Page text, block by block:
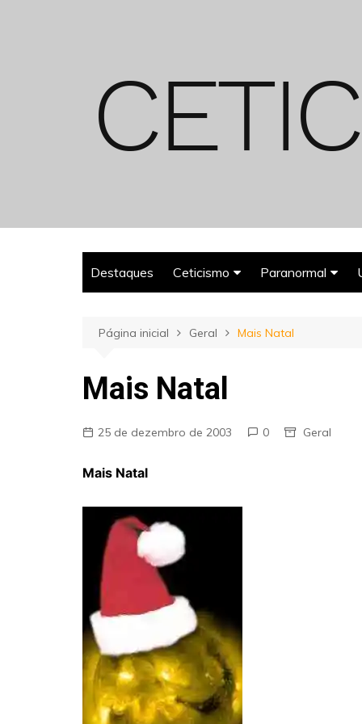
Destaques Ceticismo
Espiritualismo
Pareidolia
Paranormal
Página inicial Geral Mais Natal
Mais Natal
25 de dezembro de 2003 0 Geral
Mais Natal